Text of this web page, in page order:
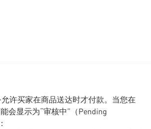
许买家在商品送达时才付款。当您在
会显示为“审核中”（Pending